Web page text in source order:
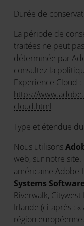
Durée de
La période de
traitées ne peut
déterminée par
consultez la
Experience Cloud :
https://
cloud.html
Type et étendue
Nous utilisons
web, sur notre
américaine Adobe
Systems
Riverwalk,
Irlande (ci-après :
région européenne.